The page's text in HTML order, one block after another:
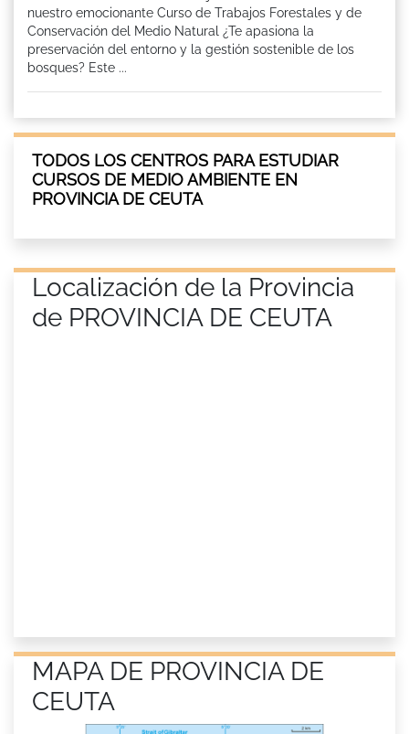
nuestro emocionante Curso de Trabajos Forestales y de
Conservación del Medio Natural ¿Te apasiona la
preservación del entorno y la gestión sostenible de los
bosques? Este ...
TODOS LOS CENTROS PARA ESTUDIAR
CURSOS DE MEDIO AMBIENTE EN
PROVINCIA DE CEUTA
Localización de la Provincia
de PROVINCIA DE CEUTA
MAPA DE PROVINCIA DE
CEUTA